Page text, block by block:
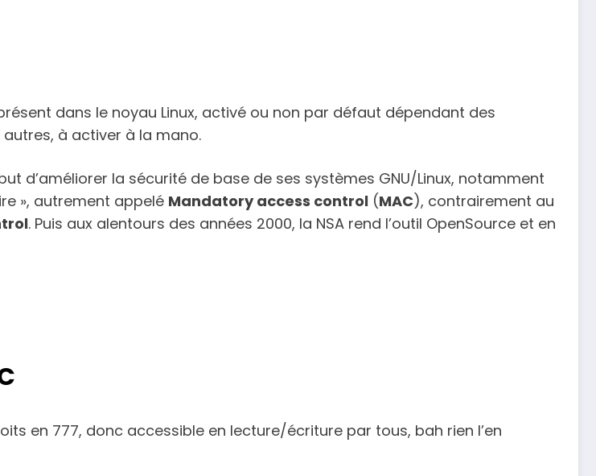
dans le noyau Linux, activé ou non par défaut dépendant des
à activer à la mano.
d’améliorer la sécurité de base de ses systèmes GNU/Linux, notamment
», autrement appelé Mandatory access control (MAC), contrairement au
. Puis aux alentours des années 2000, la NSA rend l’outil OpenSource et en
en 777, donc accessible en lecture/écriture par tous, bah rien l’en